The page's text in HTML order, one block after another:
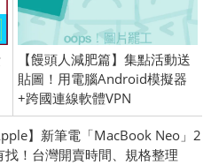
【饅頭人減肥篇】集點活動送
貼圖！用電腦Android模擬器
+跨國連線軟體VPN
】新筆電「MacBook Neo」2
找！台灣開賣時間、規格整理